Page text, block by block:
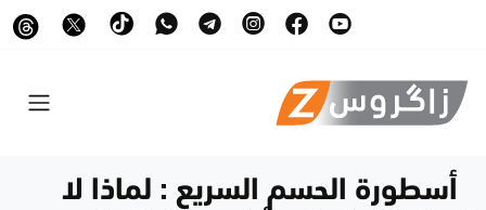
أسطورة الحسم السريع : لماذا لا